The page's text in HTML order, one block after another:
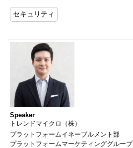
セキュリティ
Speaker
トレンドマイクロ（株）
プラットフォームイネーブルメント部
プラットフォームマーケティンググループ